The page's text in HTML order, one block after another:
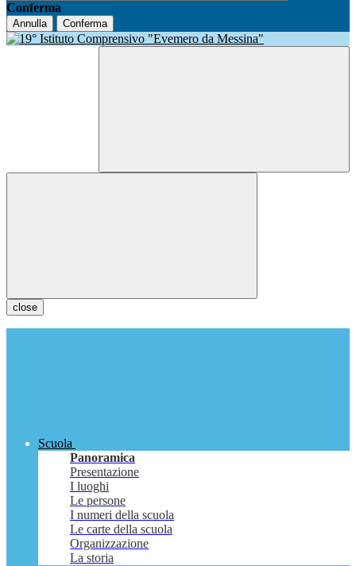
Conferma
Annulla Conferma
close
Scuola
Panoramica
Presentazione
I luoghi
Le persone
I numeri della scuola
Le carte della scuola
Organizzazione
La storia